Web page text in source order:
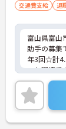
交通費支給
退
富山県富山
助手の募集
年3回☆計
った環境で
ご興味ある
詳細をお話
い。